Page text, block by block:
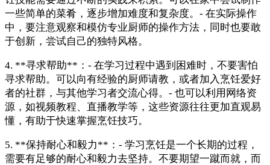
一些简单的菜肴，逐步增加难度和复杂度。- 在实际操作
中，要注意观察和模仿专业厨师的操作方法，同时也要敢
于创新，尝试自己的独特风格。
4. **寻求帮助**：- 在学习过程中遇到困难时，不要害怕
寻求帮助。可以向有经验的厨师请教，或者加入烹饪爱好
者的社群，与其他学习者交流心得。- 也可以利用网络资
源，如视频教程、直播教学等，这些资源往往更加直观易
懂，有助于快速掌握烹饪技巧。
5. **保持耐心和毅力**：- 学习烹饪是一个长期的过程，
需要有足够的耐心和毅力去坚持。不要期望一蹴而就，而